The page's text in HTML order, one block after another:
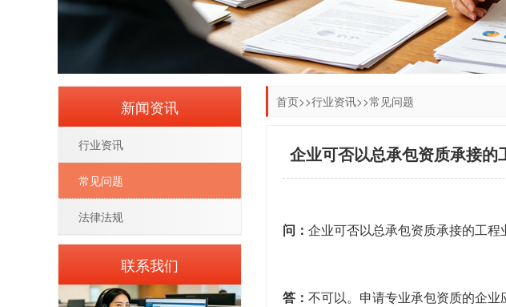
首页>>行业资讯>>常见问题
企业可否以总承包资质承接
问： 企业可否以总承包资质承接的工
答： 不可以。申请专业承包资质的企业
新闻资讯
行业资讯
常见问题
法律法规
联系我们